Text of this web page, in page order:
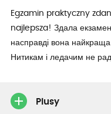
Egzamin praktyczny
najlepsza! Здала
насправді вона найкраща
Нитикам і ледачим не
Plusy